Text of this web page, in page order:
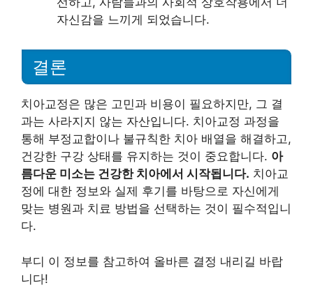
자신감을 느끼게 되었습니다.
결론
치아교정은 많은 고민과 비용이 필요하지만, 그 결
과는 사라지지 않는 자산입니다. 치아교정 과정을
통해 부정교합이나 불규칙한 치아 배열을 해결하고,
건강한 구강 상태를 유지하는 것이 중요합니다. 아
름다운 미소는 건강한 치아에서 시작됩니다. 치아교
정에 대한 정보와 실제 후기를 바탕으로 자신에게
맞는 병원과 치료 방법을 선택하는 것이 필수적입니
다.
부디 이 정보를 참고하여 올바른 결정 내리길 바랍
니다!